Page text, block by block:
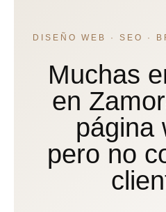
DISEÑO WEB · SEO ·
Muchas
en
pero no